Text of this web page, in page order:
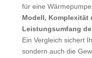
für eine
Modell, Komplexität
Leistungsumfang
Ein Vergleich sichert
sondern auch die